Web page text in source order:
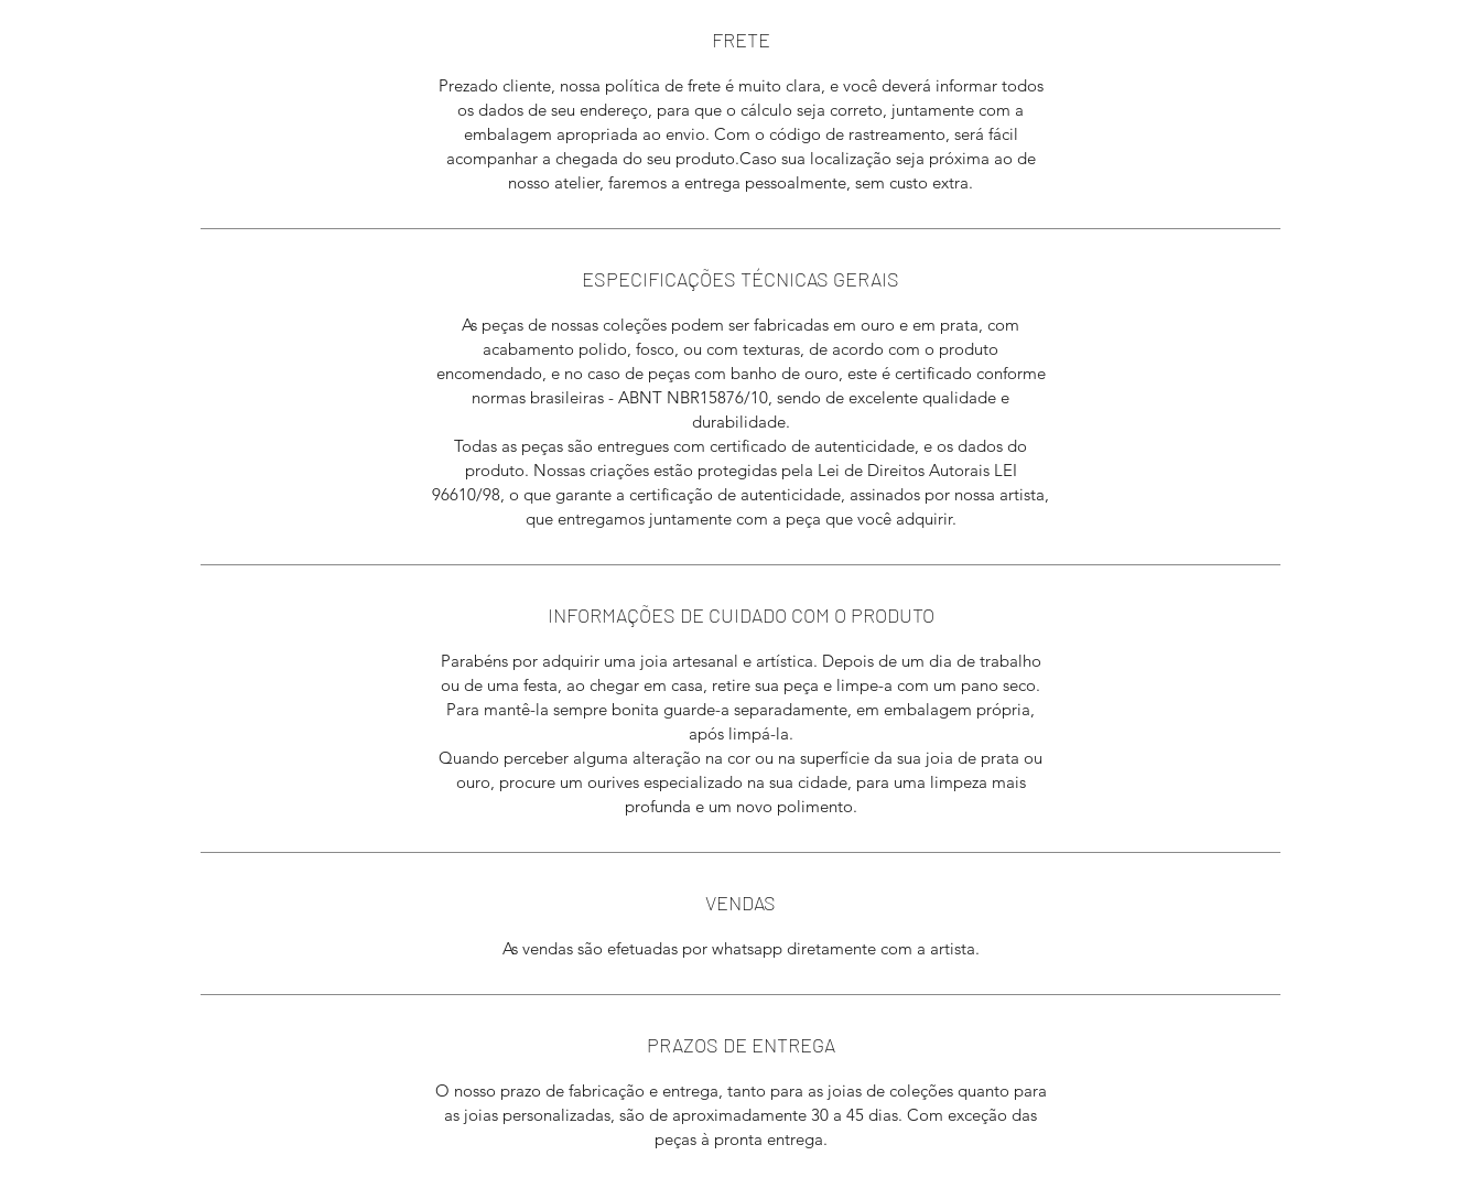
FRETE
Prezado cliente, nossa política de frete é muito clara, e você deverá informar todos
os dados de seu endereço, para que o cálculo seja correto, juntamente com a
embalagem apropriada ao envio. Com o código de rastreamento, será fácil
acompanhar a chegada do seu produto.Caso sua localização seja próxima ao de
nosso atelier, faremos a entrega pessoalmente, sem custo extra.
ESPECIFICAÇÕES TÉCNICAS GERAIS
As peças de nossas coleções podem ser fabricadas em ouro e em prata, com
acabamento polido, fosco, ou com texturas, de acordo com o produto
encomendado, e no caso de peças com banho de ouro, este é certificado conforme
normas brasileiras - ABNT NBR15876/10, sendo de excelente qualidade e
durabilidade.
Todas as peças são entregues com certificado de autenticidade, e os dados do
produto. Nossas criações estão protegidas pela Lei de Direitos Autorais LEI
96610/98, o que garante a certificação de autenticidade, assinados por nossa artista,
que entregamos juntamente com a peça que você adquirir.
INFORMAÇÕES DE CUIDADO COM O PRODUTO
Parabéns por adquirir uma joia artesanal e artística. Depois de um dia de trabalho
ou de uma festa, ao chegar em casa, retire sua peça e limpe-a com um pano seco.
Para mantê-la sempre bonita guarde-a separadamente, em embalagem própria,
após limpá-la.
Quando perceber alguma alteração na cor ou na superfície da sua joia de prata ou
ouro, procure um ourives especializado na sua cidade, para uma limpeza mais
profunda e um novo polimento.
VENDAS
​As vendas são efetuadas por whatsapp diretamente com a artista.
PRAZOS DE ENTREGA
O nosso prazo de fabricação e entrega, tanto para as joias de coleções quanto para
as joias personalizadas, são de aproximadamente 30 a 45 dias. Com exceção das
peças à pronta entrega.